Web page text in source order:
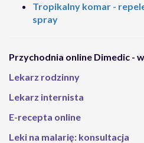
Tropikalny komar -
spray
Przychodnia online Dimedic -
Lekarz rodzinny
Lekarz internista
E-recepta online
Leki na malarię: konsultacja